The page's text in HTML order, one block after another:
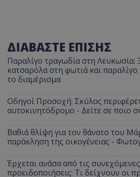
ΔΙΑΒΑΣΤΕ ΕΠΙΣΗΣ
Παραλίγο τραγωδία στη Λευκωσία:
κατσαρόλα στη φωτιά και
το διαμέρισμα
Οδηγοί Προσοχή: Σκύλος
αυτοκινητόδρομο - Δείτε σε ποιο
Βαθιά θλίψη για τον θάνατο του
παράκληση της οικογένειας -
Έρχεται ανάσα από τις συνεχόμενες
προειδοποιήσεις: Τι δείχνουν οι